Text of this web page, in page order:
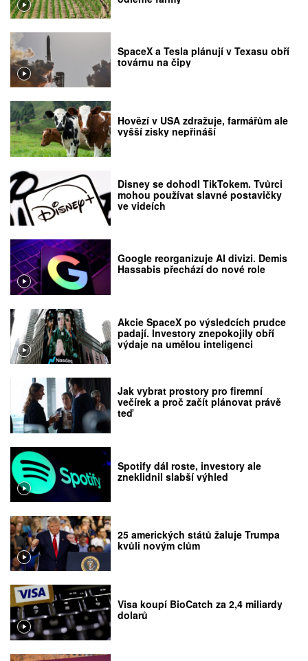
SpaceX a Tesla plánují v Texasu obří
továrnu na čipy
Hovězí v USA zdražuje, farmářům ale
vyšší zisky nepřináší
Disney se dohodl TikTokem. Tvůrci
mohou používat slavné postavičky
ve videích
Google reorganizuje AI divizi. Demis
Hassabis přechází do nové role
Akcie SpaceX po výsledcích prudce
padají. Investory znepokojily obří
výdaje na umělou inteligenci
Jak vybrat prostory pro firemní
večírek a proč začít plánovat právě
teď
Spotify dál roste, investory ale
zneklidnil slabší výhled
25 amerických států žaluje Trumpa
kvůli novým clům
Visa koupí BioCatch za 2,4 miliardy
dolarů